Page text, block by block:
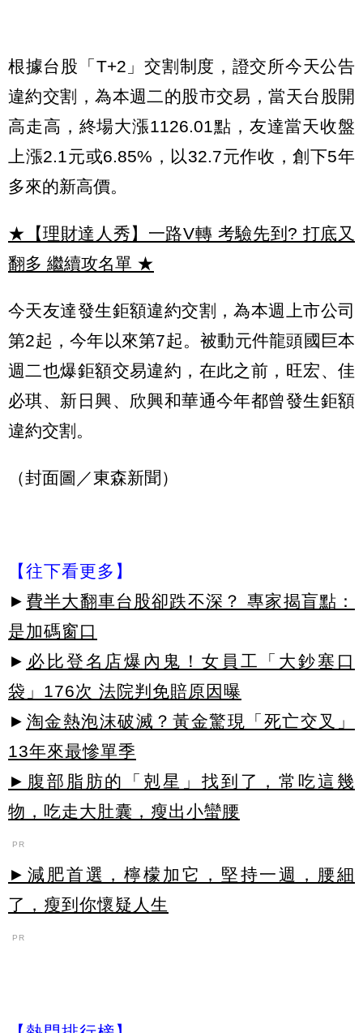
根據台股「T+2」交割制度，證交所今天公告
違約交割，為本週二的股市交易，當天台股開
高走高，終場大漲1126.01點，友達當天收盤
上漲2.1元或6.85%，以32.7元作收，創下5年
多來的新高價。
★【理財達人秀】一路V轉 考驗先到? 打底又
翻多 繼續攻名單 ★
今天友達發生鉅額違約交割，為本週上市公司
第2起，今年以來第7起。被動元件龍頭國巨本
週二也爆鉅額交易違約，在此之前，旺宏、佳
必琪、新日興、欣興和華通今年都曾發生鉅額
違約交割。
（封面圖／東森新聞）
【往下看更多】
► 費半大翻車台股卻跌不深？ 專家揭盲點：
是加碼窗口
► 必比登名店爆內鬼！女員工「大鈔塞口
袋」176次 法院判免賠原因曝
► 淘金熱泡沫破滅？黃金驚現「死亡交叉」
13年來最慘單季
►腹部脂肪的「剋星」找到了，常吃這幾
物，吃走大肚囊，瘦出小蠻腰
PR
►減肥首選，檸檬加它，堅持一週，腰細
了，瘦到你懷疑人生
PR